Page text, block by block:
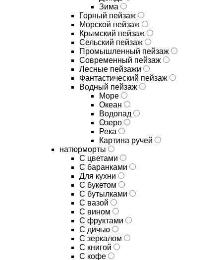
Зима
Горный пейзаж
Морской пейзаж
Крымский пейзаж
Сельский пейзаж
Промышленный пейзаж
Современный пейзаж
Лесные пейзажи
Фантастический пейзаж
Водный пейзаж
Море
Океан
Водопад
Озеро
Река
Картина ручей
натюрморты
С цветами
С баранками
Для кухни
C букетом
C бутылками
C вазой
C вином
C фруктами
C дичью
C зеркалом
C книгой
C кофе